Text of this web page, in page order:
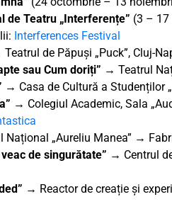
de Teatru „Interferențe” (3 –
Interferences Festival
Teatrul de Păpuși „Puck”, Cluj-
sau Cum doriți” → Teatrul
→ Casa de Cultură a Studenților
→ Colegiul Academic, Sala
Național „Aureliu Manea” →
de singurătate” → Centrul
→ Reactor de creație și